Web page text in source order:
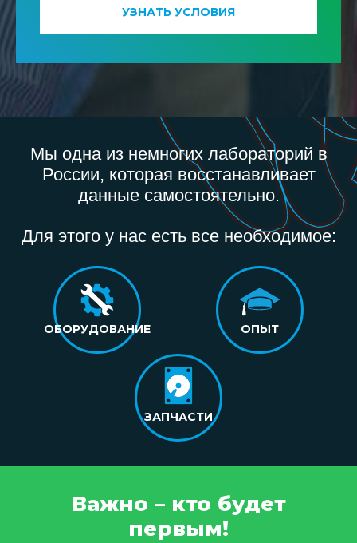
УЗНАТЬ УСЛОВИЯ
Мы одна из немногих лабораторий в
России, которая восстанавливает
данные самостоятельно.
Для этого у нас есть все необходимое:
ОБОРУДОВАНИЕ ОПЫТ
ЗАПЧАСТИ
Важно – кто будет
первым!